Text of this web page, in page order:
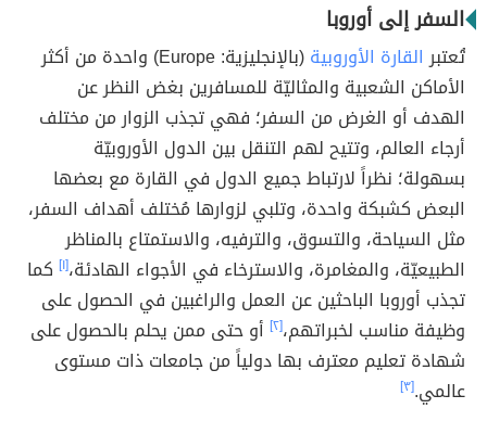
السفر إلى أوروبا
تُعتبرالقارة الأوروبية
(بالإنجليزية: Europe) واحدة من أكثر
الأماكن الشعبية والمثاليّة للمسافرين بغض النظر عن
الهدف أو الغرض من السفر؛ فهي تجذب الزوار من مختلف
أرجاء العالم، وتتيح لهم التنقل بين الدول الأوروبيّة
بسهولة؛ نظراً لارتباط جميع الدول في القارة مع بعضها
البعض كشبكة واحدة، وتلبي لزوارها مُختلف أهداف السفر،
مثل السياحة، والتسوق، والترفيه، والاستمتاع بالمناظر
الطبيعيّة، والمغامرة، والاسترخاء في الأجواء الهادئة،[١] كما
تجذب أوروبا الباحثين عن العمل والراغبين في الحصول على
وظيفة مناسب لخبراتهم،[٢]
أو حتى ممن يحلم بالحصول على
شهادة تعليم معترف بها دولياً من جامعات ذات مستوى
عالمي.[٣]